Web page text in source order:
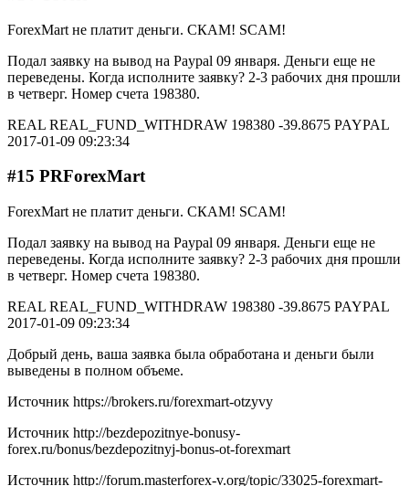
ForexMart не платит деньги. СКАМ! SCAM!
Подал заявку на вывод на Paypal 09 января. Деньги еще не
переведены. Когда исполните заявку? 2-3 рабочих дня прошли
в четверг. Номер счета 198380.
REAL REAL_FUND_WITHDRAW 198380 -39.8675 PAYPAL
2017-01-09 09:23:34
#15 PRForexMart
ForexMart не платит деньги. СКАМ! SCAM!
Подал заявку на вывод на Paypal 09 января. Деньги еще не
переведены. Когда исполните заявку? 2-3 рабочих дня прошли
в четверг. Номер счета 198380.
REAL REAL_FUND_WITHDRAW 198380 -39.8675 PAYPAL
2017-01-09 09:23:34
Добрый день, ваша заявка была обработана и деньги были
выведены в полном объеме.
Источник https://brokers.ru/forexmart-otzyvy
Источник http://bezdepozitnye-bonusy-
forex.ru/bonus/bezdepozitnyj-bonus-ot-forexmart
Источник http://forum.masterforex-v.org/topic/33025-forexmart-